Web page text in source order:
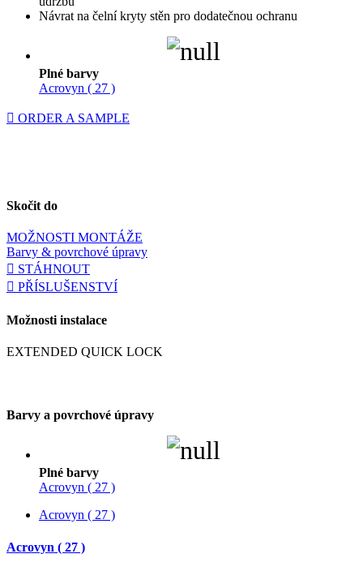
Návrat na čelní kryty stěn pro dodatečnou ochranu
Plné barvy
Acrovyn ( 27 )
ORDER A SAMPLE
Skočit do
MOŽNOSTI MONTÁŽE
Barvy & povrchové úpravy
STÁHNOUT
PŘÍSLUŠENSTVÍ
Možnosti instalace
EXTENDED QUICK LOCK
Barvy a povrchové úpravy
Plné barvy
Acrovyn ( 27 )
Acrovyn ( 27 )
Acrovyn ( 27 )